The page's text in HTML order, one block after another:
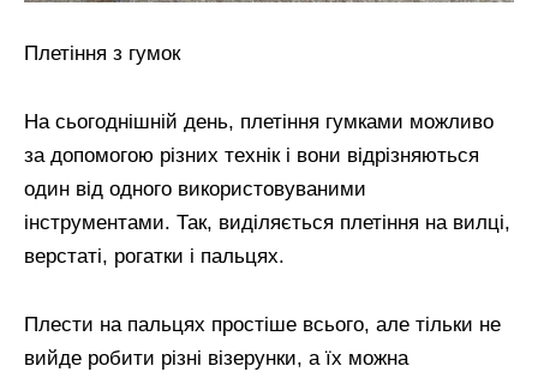
Плетіння з гумок
На сьогоднішній день, плетіння гумками можливо
за допомогою різних технік і вони відрізняються
один від одного використовуваними
інструментами. Так, виділяється плетіння на вилці,
верстаті, рогатки і пальцях.
Плести на пальцях простіше всього, але тільки не
вийде робити різні візерунки, а їх можна